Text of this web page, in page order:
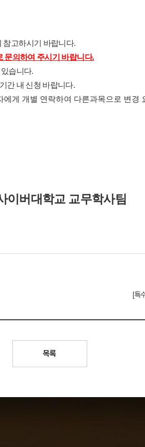
참고하시기 바랍니다.
문의하여 주시기 바랍니다.
습니다.
간 내 신청 바랍니다.
게 개별 연락하여 다른과목으로 변경
이버대학교 교무학사팀
[특
목록